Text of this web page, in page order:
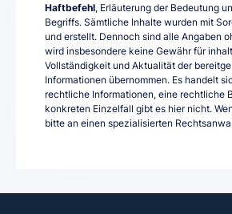
Haftbefehl, Erläuterung der Bedeutung
Begriffs. Sämtliche Inhalte wurden mit
und erstellt. Dennoch sind alle Angaben
wird insbesondere keine Gewähr für
Vollständigkeit und Aktualität der
Informationen übernommen. Es handelt
rechtliche Informationen, eine rechtliche
konkreten Einzelfall gibt es hier nicht.
bitte an einen spezialisierten